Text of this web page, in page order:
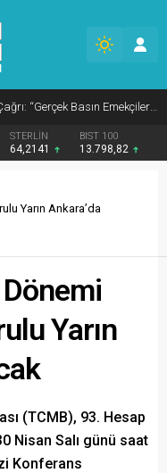
İşgaline Geçit Yok!
STERLİN
64,2141
BIST 100
13.798,82
Yarın Ankara’da
Yarın
(TCMB), 93. Hesap
Nisan Salı günü saat
Konferans